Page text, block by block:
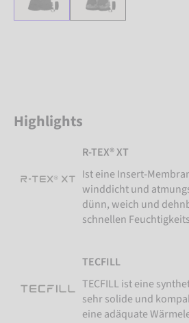
Highlights
R-TEX® XT
Ist eine Insert-
winddicht und
dünn, weich und
schnellen
TECFILL
TECFILL ist eine
sehr solide und
eine adäquate